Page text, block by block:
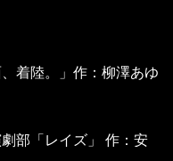
着陸。」作：柳澤あゆ
部「レイズ」 作：安